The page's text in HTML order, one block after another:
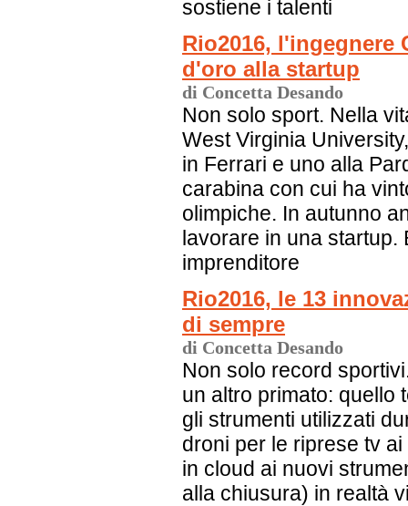
sostiene i talenti
Rio2016, l'ingegnere
d'oro alla startup
di Concetta Desando
Non solo sport. Nella
West Virginia
in Ferrari e uno alla
carabina con cui ha
olimpiche. In autunno
lavorare in una startup.
imprenditore
Rio2016, le 13
di sempre
di Concetta Desando
Non solo record
un altro primato: quello
gli strumenti utilizzati
droni per le riprese tv
in cloud ai nuovi
alla chiusura) in realtà